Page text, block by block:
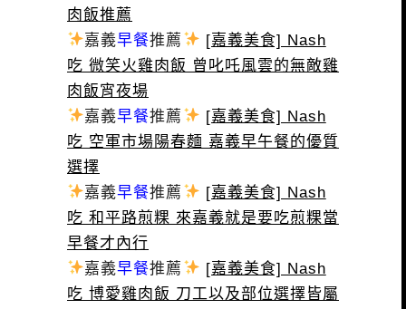
肉飯推薦
嘉義早餐推薦
[嘉義美食] Nash
吃 微笑火雞肉飯 曾叱吒風雲的無敵雞
肉飯宵夜場
嘉義早餐推薦
[嘉義美食] Nash
吃 空軍市場陽春麵 嘉義早午餐的優質
選擇
嘉義早餐推薦
[嘉義美食] Nash
吃 和平路煎粿 來嘉義就是要吃煎粿當
早餐才內行
嘉義早餐推薦
[嘉義美食] Nash
吃 博愛雞肉飯 刀工以及部位選擇皆屬